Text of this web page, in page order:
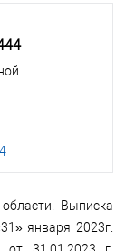
Выписка
января 2023г.